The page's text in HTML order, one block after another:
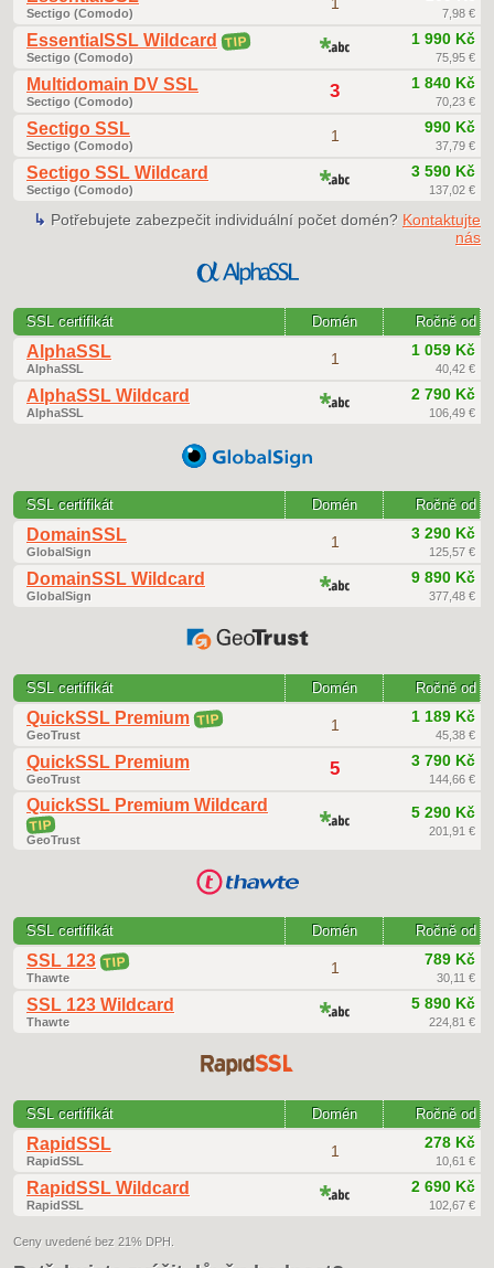
Sectigo (Comodo) 7,98 €
EssentialSSL Wildcard TIP
Sectigo (Comodo)
1 990 Kč
75,95 €
Multidomain DV SSL
Sectigo (Comodo) 3 1 840 Kč
70,23 €
Sectigo SSL
Sectigo (Comodo)
1 990 Kč
37,79 €
Sectigo SSL Wildcard
Sectigo (Comodo)
3 590 Kč
137,02 €
↳ Potřebujete zabezpečit individuální počet domén? Kontaktujte
nás
SSL certifikát Domén Ročně od
AlphaSSL
AlphaSSL
1 1 059 Kč
40,42 €
AlphaSSL Wildcard
AlphaSSL
2 790 Kč
106,49 €
SSL certifikát Domén Ročně od
DomainSSL
GlobalSign
1 3 290 Kč
125,57 €
DomainSSL Wildcard
GlobalSign
9 890 Kč
377,48 €
SSL certifikát Domén Ročně od
QuickSSL Premium TIP
GeoTrust
1 1 189 Kč
45,38 €
QuickSSL Premium
GeoTrust 5 3 790 Kč
144,66 €
QuickSSL Premium Wildcard
TIP
GeoTrust
5 290 Kč
201,91 €
SSL certifikát Domén Ročně od
SSL 123 TIP
Thawte
1 789 Kč
30,11 €
SSL 123 Wildcard
Thawte
5 890 Kč
224,81 €
SSL certifikát Domén Ročně od
RapidSSL
RapidSSL
1 278 Kč
10,61 €
RapidSSL Wildcard
RapidSSL
2 690 Kč
102,67 €
Ceny uvedené bez 21% DPH.